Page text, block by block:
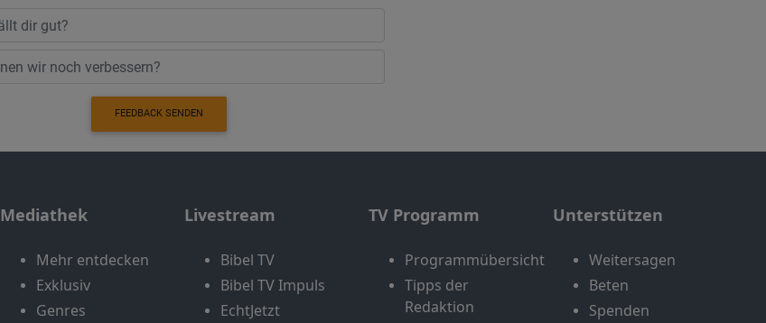
FEEDBACK SENDEN
Mediathek
Mehr entdecken
Exklusiv
Genres
Livestream
Bibel TV
Bibel TV Impuls
EchtJetzt
TV Programm
Programmübersicht
Tipps der
Redaktion
Unterstützen
Weitersagen
Beten
Spenden